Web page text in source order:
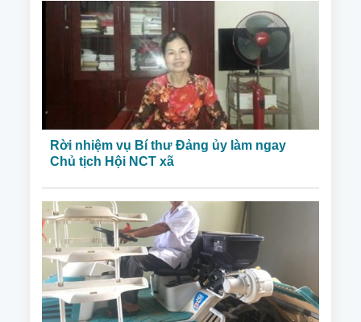
Rời nhiệm vụ Bí thư Đảng ủy làm ngay
Chủ tịch Hội NCT xã